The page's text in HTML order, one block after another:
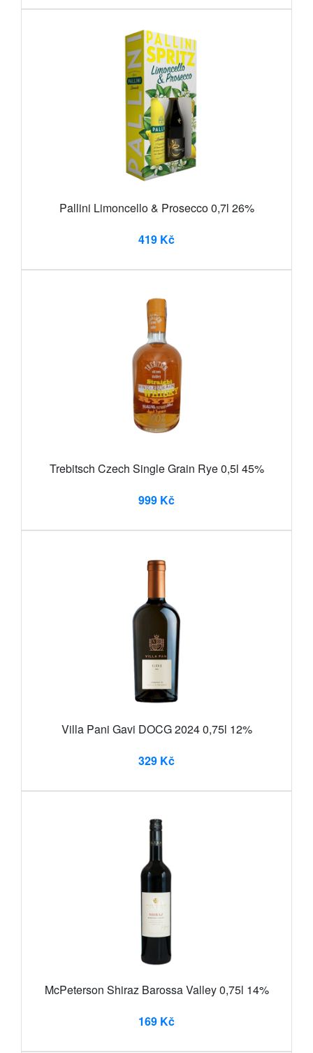
Pallini Limoncello & Prosecco 0,7l 26%
419 Kč
Trebitsch Czech Single Grain Rye 0,5l 45%
999 Kč
Villa Pani Gavi DOCG 2024 0,75l 12%
329 Kč
McPeterson Shiraz Barossa Valley 0,75l 14%
169 Kč